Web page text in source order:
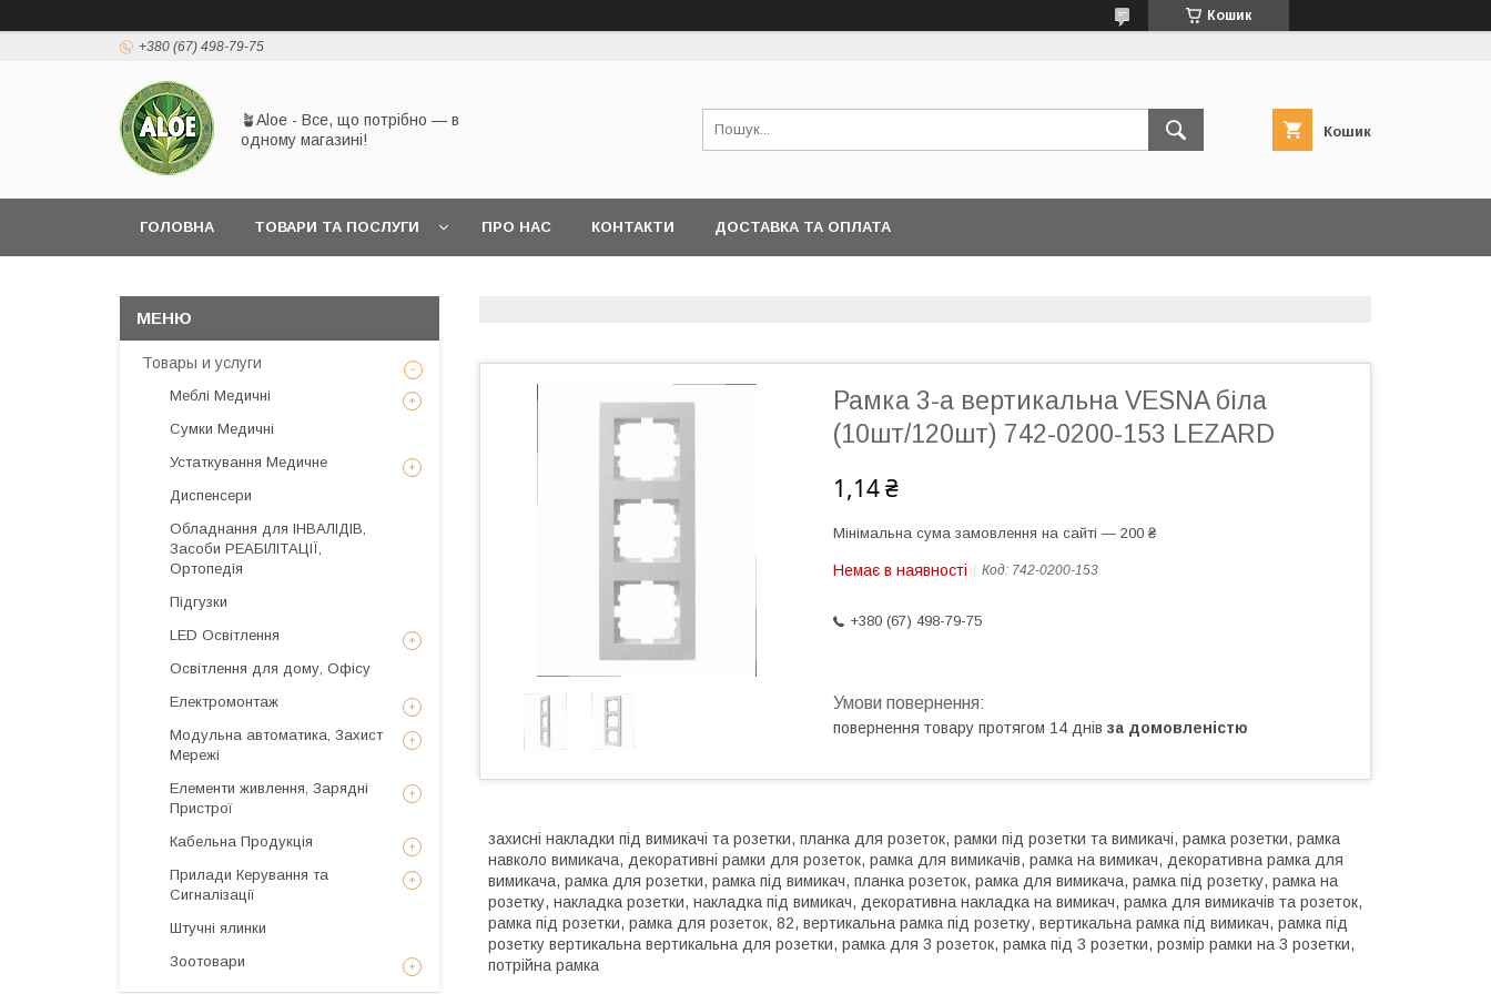
Кошик
+380 (67) 498-79-75
🪴Aloe - Все, що потрібно — в
одному магазині!
Кошик
ГОЛОВНА ТОВАРИ ТА ПОСЛУГИ ПРО НАС КОНТАКТИ ДОСТАВКА ТА ОПЛАТА
Рамка 3-а вертикальна VESNA біла
(10шт/120шт) 742-0200-153 LEZARD
1,14 ₴
Мінімальна сума замовлення на сайті — 200 ₴
Немає в наявності Код: 742-0200-153
+380 (67) 498-79-75
повернення товару протягом 14 днів за домовленістю
захисні накладки під вимикачі та розетки, планка для розеток, рамки під розетки та вимикачі, рамка розетки, рамка
навколо вимикача, декоративні рамки для розеток, рамка для вимикачів, рамка на вимикач, декоративна рамка для
вимикача, рамка для розетки, рамка під вимикач, планка розеток, рамка для вимикача, рамка під розетку, рамка на
розетку, накладка розетки, накладка під вимикач, декоративна накладка на вимикач, рамка для вимикачів та розеток,
рамка під розетки, рамка для розеток, 82, вертикальна рамка під розетку, вертикальна рамка під вимикач, рамка під
розетку вертикальна вертикальна для розетки, рамка для 3 розеток, рамка під 3 розетки, розмір рамки на 3 розетки,
потрійна рамка
Товары и услуги
Меблі Медичні
Сумки Медичні
Устаткування Медичне
Диспенсери
Обладнання для ІНВАЛІДІВ,
Засоби РЕАБІЛІТАЦІЇ,
Ортопедія
Підгузки
LED Освітлення
Освітлення для дому, Офісу
Електромонтаж
Модульна автоматика, Захист
Мережі
Елементи живлення, Зарядні
Пристрої
Кабельна Продукція
Прилади Керування та
Сигналізації
Штучні ялинки
Зоотовари